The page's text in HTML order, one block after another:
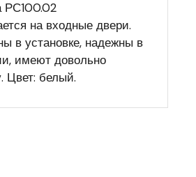
РС100.02
на входные двери.
в установке, надежны в
имеют довольно
Цвет: белый.